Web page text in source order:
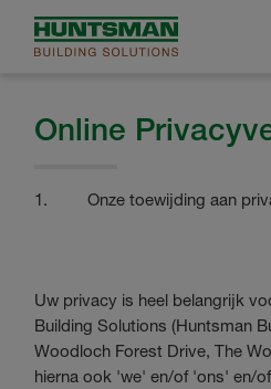
Online
1. Onze toewijding aan
Uw privacy is heel belangrijk
Building Solutions (Huntsman
Woodloch Forest Drive, The
hierna ook 'we' en/of 'ons' en/